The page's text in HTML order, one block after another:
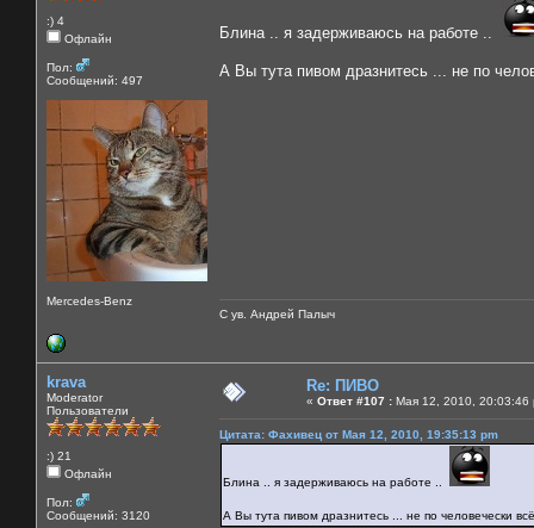
:) 4
Офлайн
Пол:
Сообщений: 497
Mercedes-Benz
Блина .. я задерживаюсь на работе ..
А Вы тута пивом дразнитесь ... не по
С ув. Андрей Палыч
krava
Moderator
Пользователи
:) 21
Офлайн
Пол:
Сообщений: 3120
Re: ПИВО
« Ответ #107 : Мая 12, 2010, 20:03:46
Цитата: Фахивец от Мая 12, 2010, 19:35:13 pm
Блина .. я задерживаюсь на работе ..
А Вы тута пивом дразнитесь ... не по человечески